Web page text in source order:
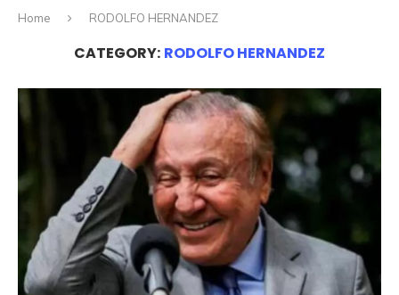
Home RODOLFO HERNANDEZ
CATEGORY: RODOLFO HERNANDEZ